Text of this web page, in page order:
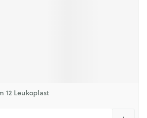
12 Leukoplast